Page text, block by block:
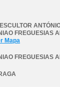
FREGUESIAS
Mapa
FREGUESIAS